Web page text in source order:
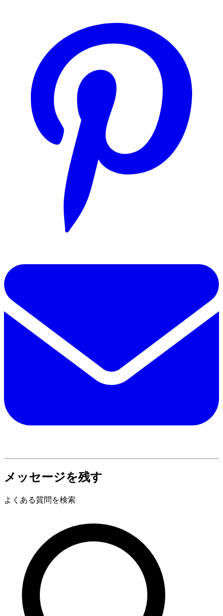
メッセージを残す
よくある質問を検索